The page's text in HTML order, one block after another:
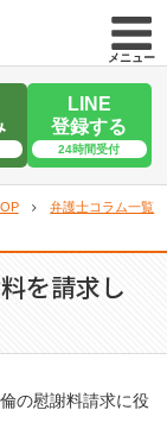
メニュー
LINE
登録する
24時間受付
弁護士コラム一覧
を請求し
の慰謝料請求に役